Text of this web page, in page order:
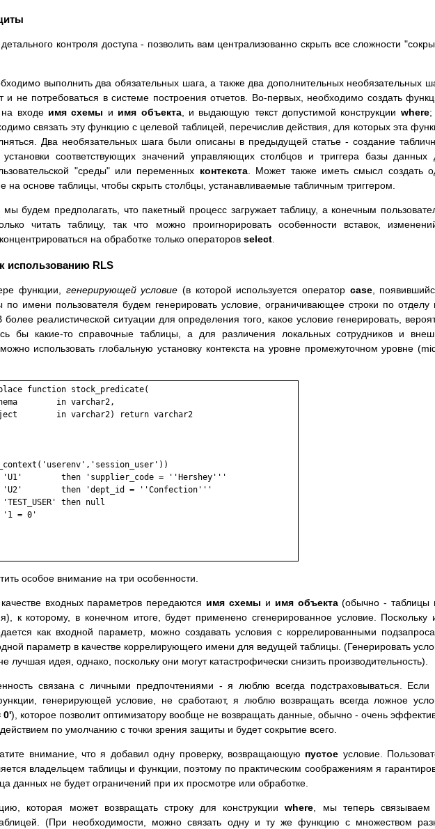
контроля доступа - позволить вам централизованно скрыть все сложности
выполнить два обязательных шага, а также два дополнительных необязательных
и не потребоваться в системе построения отчетов. Во-первых, необходимо создать
входе имя схемы и имя объекта, и выдающую текст допустимой конструкции where;
связать эту функцию с целевой таблицей, перечислив действия, для которых эта
Два необязательных шага были описаны в предыдущей статье - создание
установки соответствующих значений управляющих столбцов и триггера базы данных
"среды" или переменных контекста. Может также иметь смысл создать
на основе таблицы, чтобы скрыть столбцы, устанавливаемые табличным триггером.
мы будем предполагать, что пакетный процесс загружает таблицу, а конечным
читать таблицу, так что можно проигнорировать особенности вставок,
на обработке только операторов select
использованию RLS
функции, генерирующей условие (в которой используется оператор case,
имени пользователя будем генерировать условие, ограничивающее строки по отделу
более реалистической ситуации для определения того, какое условие генерировать,
бы какие-то справочные таблицы, а для различения локальных сотрудников и
использовать глобальную установку контекста на уровне промежуточном уровне
function stock_predicate(
особое внимание на три особенности.
входных параметров передаются имя схемы и имя объекта(обычно - таблицы
к которому, в конечном итоге, будет применено сгенерированное условие. Поскольку
как входной параметр, можно создавать условия с коррелированными
параметр в качестве коррелирующего имени для ведущей таблицы. (Генерировать
лучшая идея, однако, поскольку они могут катастрофически снизить производительность).
связана с личными предпочтениями - я люблю всегда подстраховываться. Если
генерирующей условие, не сработают, я люблю возвращать всегда ложное
0'), которое позволит оптимизатору вообще не возвращать данные, обычно - очень
по умолчанию с точки зрения защиты и будет сокрытие всего.
внимание, что я добавил одну проверку, возвращающую пустое условие.
владельцем таблицы и функции, поэтому по практическим соображениям я
данных не будет ограничений при их просмотре или обработке.
которая может возвращать строку для конструкцииwhere , мы теперь связываем
(При необходимости, можно связать одну и ту же функцию с множеством